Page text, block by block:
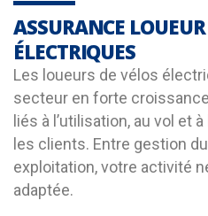
ASSURANCE
ÉLECTRIQUES
Les loueurs de vélos
secteur en forte
liés à l’utilisation, au vol et
les clients. Entre gestion
exploitation, votre activité
adaptée.